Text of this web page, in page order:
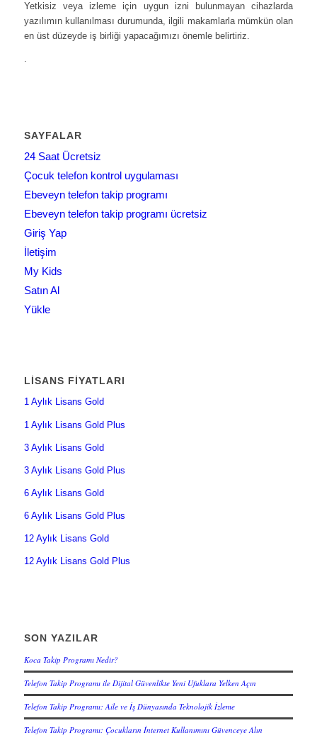
Yetkisiz veya izleme için uygun izni bulunmayan cihazlarda
yazılımın kullanılması durumunda, ilgili makamlarla mümkün olan
en üst düzeyde iş birliği yapacağımızı önemle belirtiriz.
.
SAYFALAR
24 Saat Ücretsiz
Çocuk telefon kontrol uygulaması
Ebeveyn telefon takip programı
Ebeveyn telefon takip programı ücretsiz
Giriş Yap
İletişim
My Kids
Satın Al
Yükle
LISANS FIYATLARI
1 Aylık Lisans Gold
1 Aylık Lisans Gold Plus
3 Aylık Lisans Gold
3 Aylık Lisans Gold Plus
6 Aylık Lisans Gold
6 Aylık Lisans Gold Plus
12 Aylık Lisans Gold
12 Aylık Lisans Gold Plus
SON YAZILAR
Koca Takip Programı Nedir?
Telefon Takip Programı ile Dijital Güvenlikte Yeni Ufuklara Yelken Açın
Telefon Takip Programı: Aile ve İş Dünyasında Teknolojik İzleme
Telefon Takip Programı: Çocukların İnternet Kullanımını Güvenceye Alın